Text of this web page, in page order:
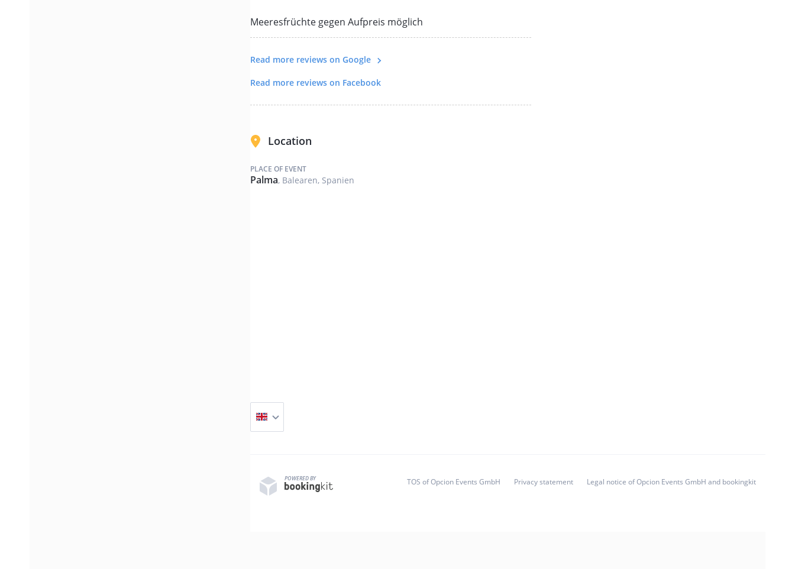
Meeresfrüchte gegen Aufpreis möglich
Read more reviews on Google
Read more reviews on Facebook
Location
PLACE OF EVENT
Palma, Balearen, Spanien
POWERED BY TOS of Opcion Events GmbH Privacy statement Legal notice of Opcion Events GmbH and bookingkit